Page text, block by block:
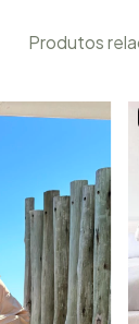
Produtos